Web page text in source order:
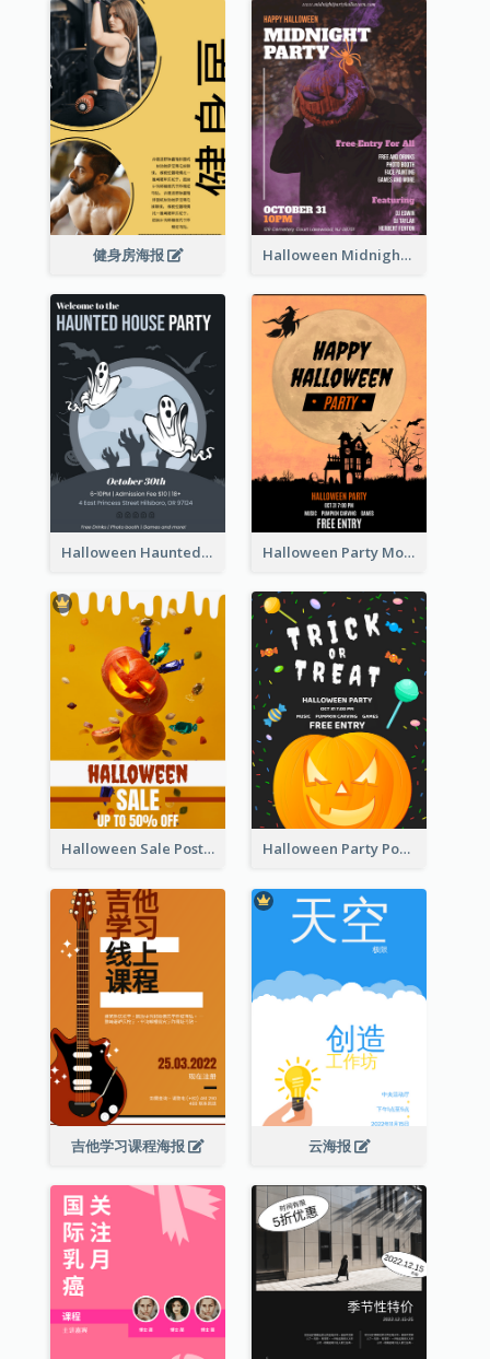
健身房海报 Halloween Midnight Party Poster
Halloween Haunted House Party Poster Halloween Party Moon Photo Poster
Halloween Sale Poster Halloween Party Poster
吉他学习课程海报 云海报